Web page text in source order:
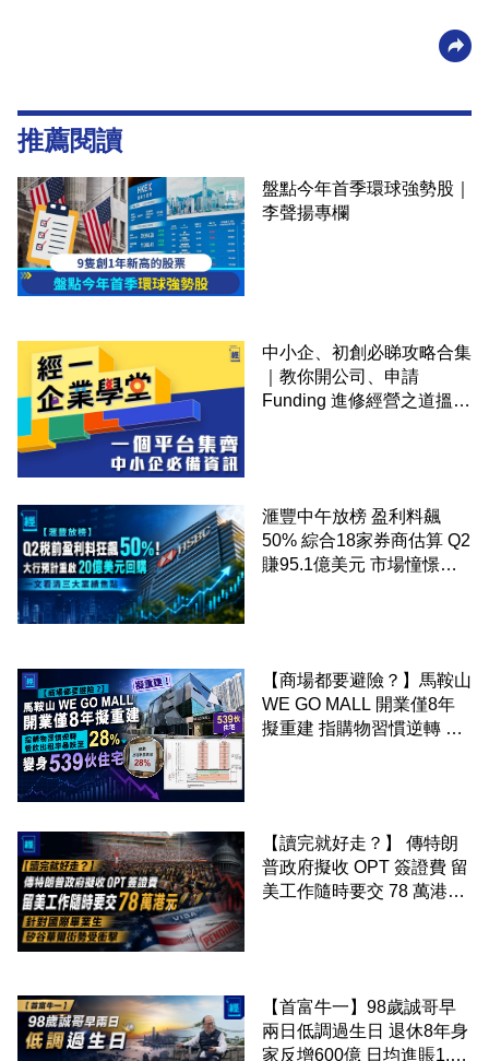
推薦閱讀
盤點今年首季環球強勢股｜
李聲揚專欄
中小企、初創必睇攻略合集
｜教你開公司、申請
Funding 進修經營之道搵大
滙豐中午放榜 盈利料飆
50% 綜合18家券商估算 Q2
賺95.1億美元 市場憧憬重
【商場都要避險？】馬鞍山
WE GO MALL 開業僅8年
擬重建 指購物習慣逆轉 餐
【讀完就好走？】 傳特朗
普政府擬收 OPT 簽證費 留
美工作隨時要交 78 萬港元
【首富牛一】98歲誠哥早
兩日低調過生日 退休8年身
家反增600億 日均進賬1.67